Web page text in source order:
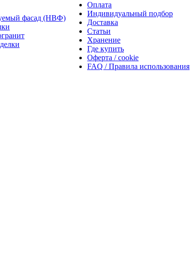
фасад (НВФ)
Оплата
Индивидуальный подбор
Доставка
Статьи
Хранение
Где купить
Оферта / cookie
FAQ / Правила использования